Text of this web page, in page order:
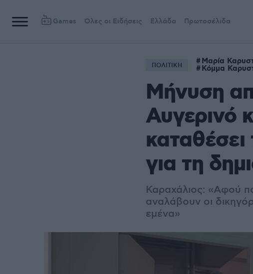
Games Όλες οι Ειδήσεις Ελλάδα Πρωτοσέλιδα
ΠΟΛΙΤΙΚΗ Μαρία
Κόμμα
Μήνυση
Αυγερινό
για τη
Καραχάλιος: «Αφού
αναλάβουν οι
εμένα»